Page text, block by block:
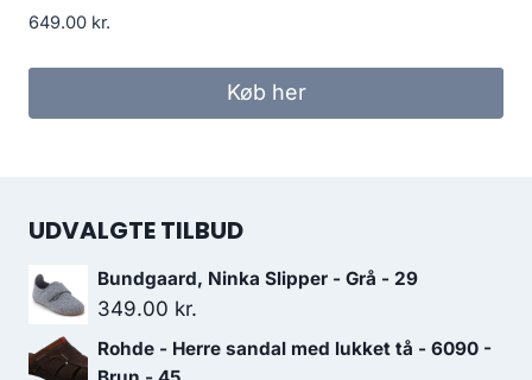
649.00 kr.
Køb her
UDVALGTE TILBUD
Bundgaard, Ninka Slipper - Grå - 29
349.00 kr.
Rohde - Herre sandal med lukket tå - 6090 -